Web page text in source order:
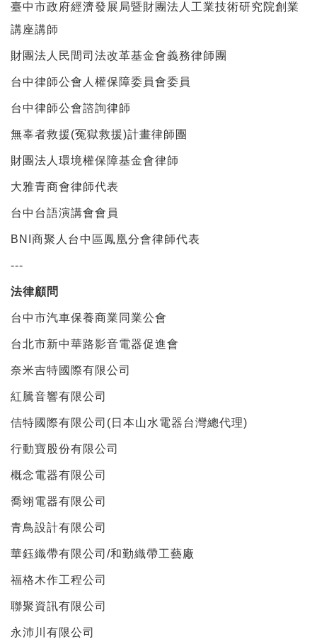
臺中市政府經濟發展局暨財團法人工業技術研究院創業
講座講師
財團法人民間司法改革基金會義務律師團
台中律師公會人權保障委員會委員
台中律師公會諮詢律師
無辜者救援(冤獄救援)計畫律師團
財團法人環境權保障基金會律師
大雅青商會律師代表
台中台語演講會會員
BNI商聚人台中區鳳凰分會律師代表
---
法律顧問
台中市汽車保養商業同業公會
台北市新中華路影音電器促進會
奈米吉特國際有限公司
紅騰音響有限公司
佶特國際有限公司(日本山水電器台灣總代理)
行動寶股份有限公司
概念電器有限公司
喬翊電器有限公司
青鳥設計有限公司
華鈺織帶有限公司/和勤織帶工藝廠
福格木作工程公司
聯聚資訊有限公司
永沛川有限公司